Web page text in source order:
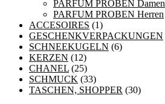
PARFUM PROBEN Damen
PARFUM PROBEN Herren
ACCESOIRES (1)
GESCHENKVERPACKUNGEN
SCHNEEKUGELN (6)
KERZEN (12)
CHANEL (25)
SCHMUCK (33)
TASCHEN, SHOPPER (30)